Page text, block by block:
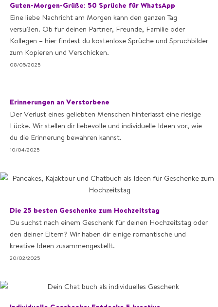
Guten-Morgen-Grüße: 50 Sprüche für WhatsApp
Eine liebe Nachricht am Morgen kann den ganzen Tag
versüßen. Ob für deinen Partner, Freunde, Familie oder
Kollegen – hier findest du kostenlose Sprüche und Spruchbilder
zum Kopieren und Verschicken.
08/05/2025
Erinnerungen an Verstorbene
Der Verlust eines geliebten Menschen hinterlässt eine riesige
Lücke. Wir stellen dir liebevolle und individuelle Ideen vor, wie
du die Erinnerung bewahren kannst.
10/04/2025
Die 25 besten Geschenke zum Hochzeitstag
Du suchst nach einem Geschenk für deinen Hochzeitstag oder
den deiner Eltern? Wir haben dir einige romantische und
kreative Ideen zusammengestellt.
20/02/2025